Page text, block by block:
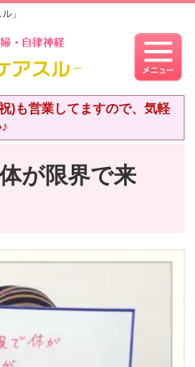
」
)も営業してますので、気軽
が限界で来